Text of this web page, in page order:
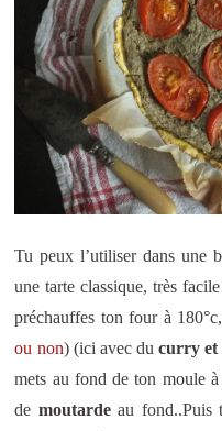
Tu peux l’utiliser dans une
une tarte classique, très
préchauffes ton four à
ou non) (ici avec du curry et
mets au fond de ton moule
de moutardeau fond..Puis